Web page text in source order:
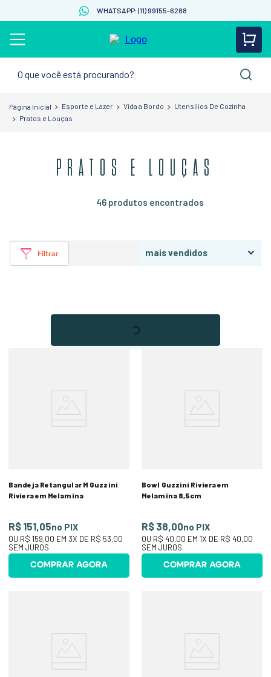
WHATSAPP: (11) 99155-6288
Esporte e Lazer Vida a Bordo
Utensílios De Cozinha
Pratos e Louças
PRATOS E LOUÇAS
46 produtos
Filtrar mais vendidos
Bandeja Retangular M Guzzini
Riviera em Melamina
R$ 151,05no PIX
OU R$ 159,00 EM 3X DE R$ 53,00
SEM JUROS
COMPRAR AGORA
Bowl Guzzini Riviera em
Melamina 8,5cm
R$ 38,00no PIX
OU R$ 40,00 EM 1X DE R$ 40,00
SEM JUROS
COMPRAR AGORA